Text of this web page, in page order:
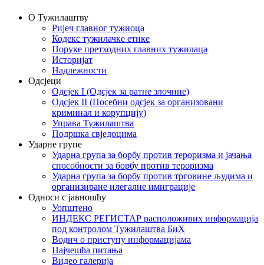
О Тужилаштву
Ријеч главног тужиоца
Кодекс тужилачке етике
Поруке претходних главних тужилаца
Историјат
Надлежности
Одсјеци
Одсјек I (Одсјек за ратне злочине)
Одсјек II (Посебни одсјек за организовани
криминал и корупцију)
Управа Тужилаштва
Подршка свједоцима
Ударне групе
Ударна група за борбу против тероризма и јачања
способности за борбу против тероризма
Ударна група за борбу против трговине људима и
организиране илегалне имиграције
Односи с јавношћу
Уопштено
ИНДЕКС РЕГИСТАР расположивих информација
под контролом Тужилаштва БиХ
Водич о приступу информацијама
Најчешћа питања
Видео галерија